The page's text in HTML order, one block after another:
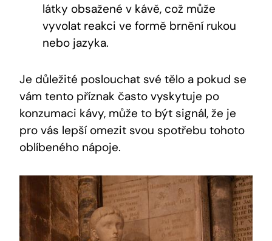
látky obsažené v kávě, což může
vyvolat reakci ve formě brnění rukou
nebo jazyka.
Je důležité poslouchat své tělo a pokud se
vám tento příznak často vyskytuje po
konzumaci kávy, může to být signál, že je
pro vás lepší omezit svou spotřebu tohoto
oblíbeného nápoje.